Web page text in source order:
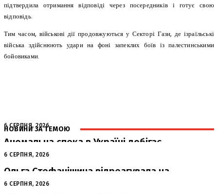
підтвердила отримання відповіді через посередників і готує свою
відповідь.
Тим часом, військові дії продовжуються у Секторі Гази, де ізраїльські
війська здійснюють удари на фоні запеклих боїв із палестинськими
бойовиками.
НОВИНИ ЗА ТЕМОЮ
6 СЕРПНЯ, 2026
Аномальна спека в Україні добігає
кінця: очікується похолодання
6 СЕРПНЯ, 2026
Ольга Стефанішина відреагувала на
підозри від НАБУ та САП
6 СЕРПНЯ, 2026